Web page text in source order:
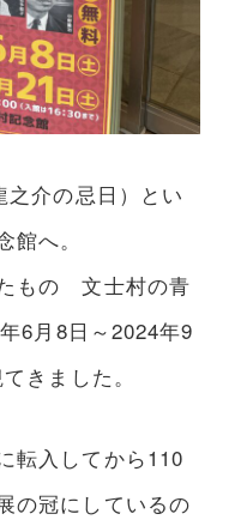
介の忌日）とい
へ。
もの 文士村の青
6月8日～2024年9
きました。
転入してから110
の冠にしているの